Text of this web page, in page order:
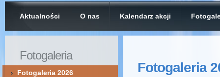
Aktualności O nas Kalendarz akcji
Fotogaleria
Fotogaleria
Fotogaleria 2026